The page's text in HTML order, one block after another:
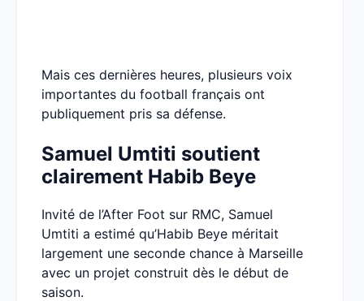
Mais ces dernières heures, plusieurs voix
importantes du football français ont
publiquement pris sa défense.
Samuel Umtiti soutient
clairement Habib Beye
Invité de l’After Foot sur RMC, Samuel
Umtiti a estimé qu’Habib Beye méritait
largement une seconde chance à Marseille
avec un projet construit dès le début de
saison.